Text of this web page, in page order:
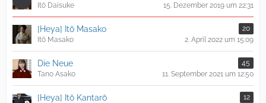
Itō Daisuke 15. Dezember 2019 um 22:31
[Heya] Itō Masako
20
Itō Masako
2. April 2022 um 15:09
Die Neue
45
Tano Asako
11. September 2021 um 12:50
[Heya] Itō Kantarō
12